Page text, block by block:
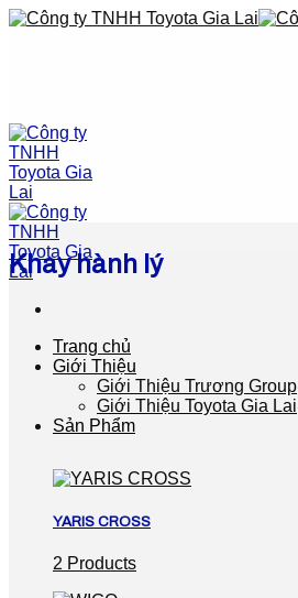
Skip
Trang chủ
Giới Thiệu
Giới Thiệu Trương Group
Giới Thiệu Toyota Gia Lai
Sản Phẩm
YARIS CROSS
2 Products
Khay hành lý